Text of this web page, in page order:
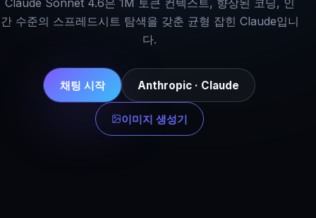
Claude Sonnet 4.6은 1M 토큰 컨텍스트, 향상된 코딩, 인
간 수준의 스프레드시트 탐색을 갖춘 균형 잡힌 Claude입니
다.
채팅 시작 Anthropic · Claude
이미지 생성기